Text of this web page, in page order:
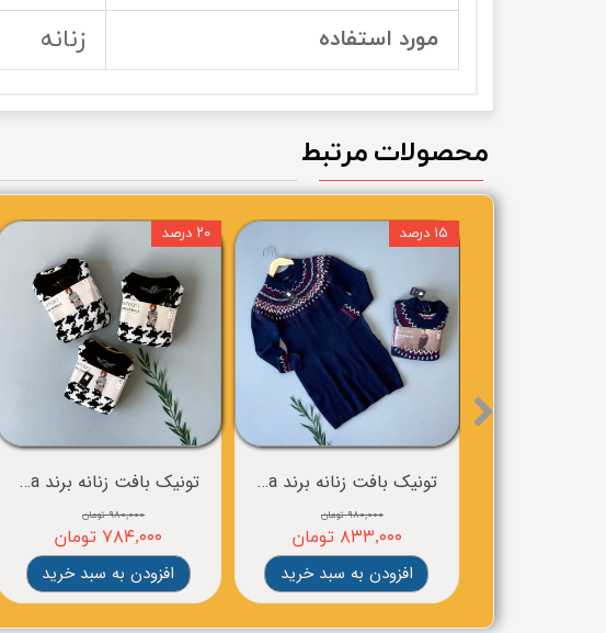
مورد استفاده زنانه
تونیک بافت زنانه برند esmara
۹۸۰,۰۰۰ تومان
۷۸۴,۰۰۰ تومان
افزودن به سبد خرید
۲۰ درصد
تونیک بافت زنانه برند esmara
۹۸۰,۰۰۰ تومان
۸۳۳,۰۰۰ تومان
افزودن به سبد خرید
۱۵ درصد
محصولات مرتبط